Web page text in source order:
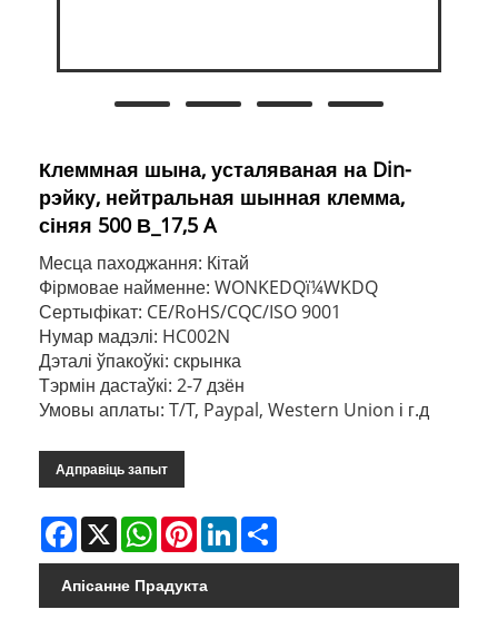
Клеммная шына, усталяваная на Din-
рэйку, нейтральная шынная клемма,
сіняя 500 В_17,5 A
Месца паходжання: Кітай
Фірмовае найменне: WONKEDQï¼WKDQ
Сертыфікат: CE/RoHS/CQC/ISO 9001
Нумар мадэлі: HC002N
Дэталі ўпакоўкі: скрынка
Тэрмін дастаўкі: 2-7 дзён
Умовы аплаты: T/T, Paypal, Western Union і г.д
Адправіць запыт
Facebook
X WhatsAppPinterestLinkedIn
Апісанне Прадукта